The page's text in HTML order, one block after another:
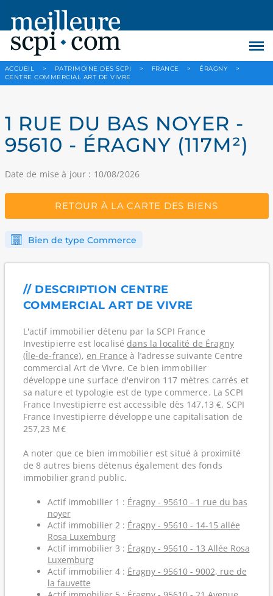
ACCUEIL > PATRIMOINE DES SCPI > FRANCE > ÉRAGNY
>
CENTRE COMMERCIAL ART DE VIVRE
1 RUE DU BAS NOYER -
95610 - ÉRAGNY (117M²)
Date de mise à jour : 10/08/2026
RETOUR À LA CARTE DES BIENS
Bien de type Commerce
// DESCRIPTION CENTRE
COMMERCIAL ART DE VIVRE
L'actif immobilier détenu par la SCPI France
Investipierre est localisé dans la localité de Éragny
(Île-de-france), en France à l’adresse suivante Centre
commercial Art de Vivre. Ce bien immobilier
développe une surface d'environ 117 mètres carrés et
sa nature et typologie est de type commerce. La SCPI
France Investipierre est accessible dès 147,13 €. SCPI
France Investipierre développe une capitalisation de
257,23 M€
A noter que ce bien immobilier est situé à proximité
de 8 autres biens détenus également des fonds
immobilier grand public.
Actif immobilier 1 : Éragny - 95610 - 1 rue du bas
noyer
Actif immobilier 2 : Éragny - 95610 - 14-15 allée
Rosa Luxemburg
Actif immobilier 3 : Éragny - 95610 - 13 Allée Rosa
Luxemburg
Actif immobilier 4 : Éragny - 95610 - 9002, rue de
la fauvette